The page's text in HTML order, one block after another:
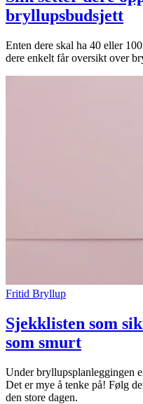
bryllupsbudsjett
Enten dere skal ha 40 eller
dere enkelt får oversikt over
Fritid Bryllup
Sjekklisten som
som smurt
Under bryllupsplanleggingen
Det er mye å tenke på! Følg
den store dagen.